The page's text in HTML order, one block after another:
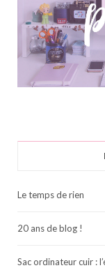
Le temps de rien
20 ans de blog !
Sac ordinateur cuir :